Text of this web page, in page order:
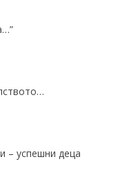
– успешни деца